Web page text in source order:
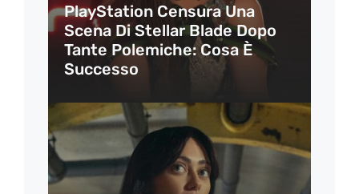
PlayStation Censura Una
Scena Di Stellar Blade Dopo
Tante Polemiche: Cosa È
Successo